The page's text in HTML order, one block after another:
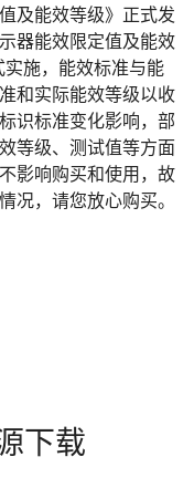
及能效等级》正式发
器能效限定值及能效
施，能效标准与能
和实际能效等级以收
识标准变化影响，部
等级、测试值等方面
影响购买和使用，故
况，请您放心购买。
下载